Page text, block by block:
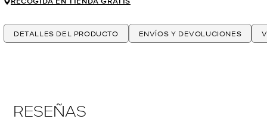
DETALLES DEL PRODUCTO ENVÍOS Y DEVOLUCIONES